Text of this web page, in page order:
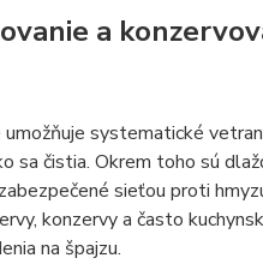
a
systematické
sa čistia. Okrem toho sú
sieťou proti
konzervy a často
na špajzu.